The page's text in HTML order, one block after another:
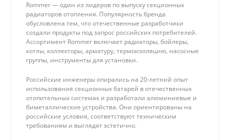
Rommer — один из лидеров по выпуску секционных
радиаторов отопления. Популярность бренда
обусловлена тем, что отечественные разработчики
создали продукты под запрос российских потребителей.
Ассортимент Rommer включает радиаторы, бойлеры,
котлы, коллекторы, арматуру, термоизоляцию, насосные
группы, инструменты для установки.
Российские инженеры опирались на 20-летний опыт
использования секционных батарей в отечественных
отопительных системах и разработали алюминиевые и
биметаллические устройства. Они ориентированы на
российские условия, соответствуют техническим
требованиям и выглядят эстетично.